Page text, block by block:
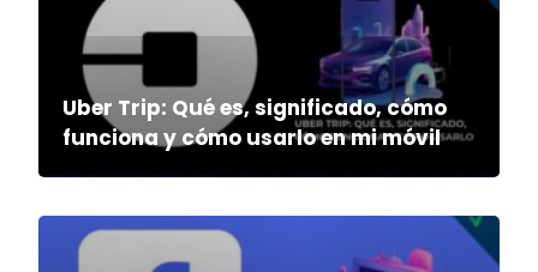
Uber Trip: Qué es, significado, cómo
funciona y cómo usarlo en mi móvil